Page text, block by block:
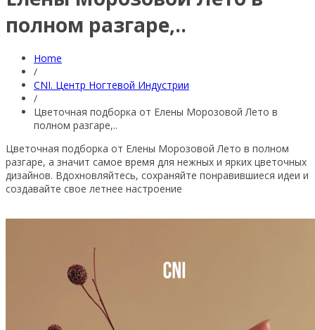
полном разгаре,..
Home
/
CNI. Центр Ногтевой Индустрии
/
Цветочная подборка от Елены Морозовой Лето в
полном разгаре,..
Цветочная подборка от Елены Морозовой Лето в полном
разгаре, а значит самое время для нежных и ярких цветочных
дизайнов. Вдохновляйтесь, сохраняйте понравившиеся идеи и
создавайте свое летнее настроение